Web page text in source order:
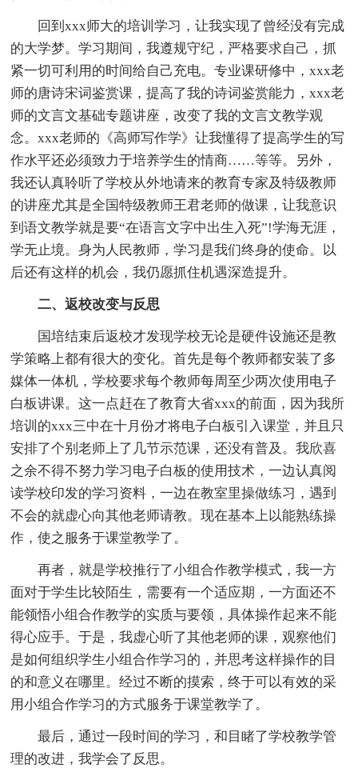
回到xxx师大的培训学习，让我实现了曾经没有完成
的大学梦。学习期间，我遵规守纪，严格要求自己，抓
紧一切可利用的时间给自己充电。专业课研修中，xxx老
师的唐诗宋词鉴赏课，提高了我的诗词鉴赏能力，xxx老
师的文言文基础专题讲座，改变了我的文言文教学观
念。xxx老师的《高师写作学》让我懂得了提高学生的写
作水平还必须致力于培养学生的情商……等等。另外，
我还认真聆听了学校从外地请来的教育专家及特级教师
的讲座尤其是全国特级教师王君老师的做课，让我意识
到语文教学就是要“在语言文字中出生入死”!学海无涯，
学无止境。身为人民教师，学习是我们终身的使命。以
后还有这样的机会，我仍愿抓住机遇深造提升。
二、返校改变与反思
国培结束后返校才发现学校无论是硬件设施还是教
学策略上都有很大的变化。首先是每个教师都安装了多
媒体一体机，学校要求每个教师每周至少两次使用电子
白板讲课。这一点赶在了教育大省xxx的前面，因为我所
培训的xxx三中在十月份才将电子白板引入课堂，并且只
安排了个别老师上了几节示范课，还没有普及。我欣喜
之余不得不努力学习电子白板的使用技术，一边认真阅
读学校印发的学习资料，一边在教室里操做练习，遇到
不会的就虚心向其他老师请教。现在基本上以能熟练操
作，使之服务于课堂教学了。
再者，就是学校推行了小组合作教学模式，我一方
面对于学生比较陌生，需要有一个适应期，一方面还不
能领悟小组合作教学的实质与要领，具体操作起来不能
得心应手。于是，我虚心听了其他老师的课，观察他们
是如何组织学生小组合作学习的，并思考这样操作的目
的和意义在哪里。经过不断的摸索，终于可以有效的采
用小组合作学习的方式服务于课堂教学了。
最后，通过一段时间的学习，和目睹了学校教学管
理的改进，我学会了反思。